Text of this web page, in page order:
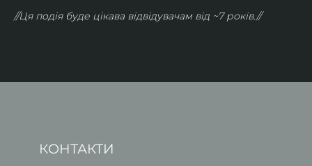
//Ця подія буде цікава відвідувачам від ~7 років.//
КОНТАКТИ